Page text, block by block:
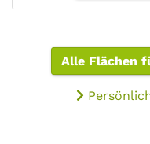
Alle Flächen